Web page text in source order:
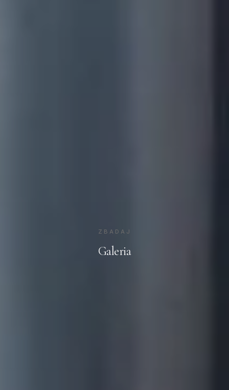
ZBADAJ
Galeria